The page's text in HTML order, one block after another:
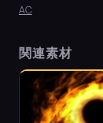
AC
関連素材